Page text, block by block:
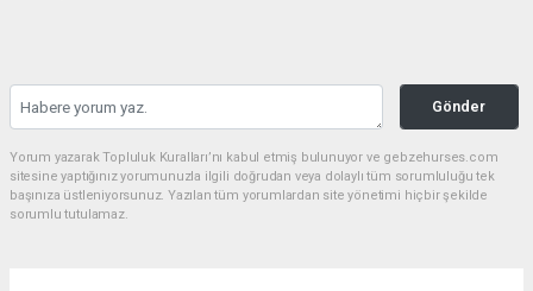
Gönder
Yorum yazarak Topluluk Kuralları’nı kabul etmiş bulunuyor ve gebzehurses.com
sitesine yaptığınız yorumunuzla ilgili doğrudan veya dolaylı tüm sorumluluğu tek
başınıza üstleniyorsunuz. Yazılan tüm yorumlardan site yönetimi hiçbir şekilde
sorumlu tutulamaz.